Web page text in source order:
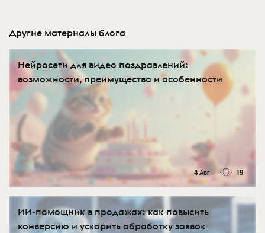
Другие материалы блога
Нейросети для видео поздравлений:
возможности, преимущества и особенности
4 Авг 19
ИИ-помощник в продажах: как повысить
конверсию и ускорить обработку заявок